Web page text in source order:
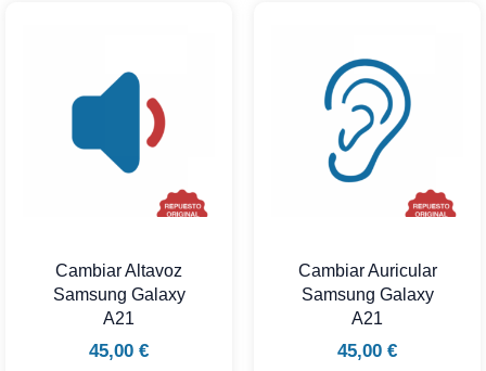
Cambiar Altavoz
Samsung Galaxy
A21
45,00 €
Cambiar Auricular
Samsung Galaxy
A21
45,00 €